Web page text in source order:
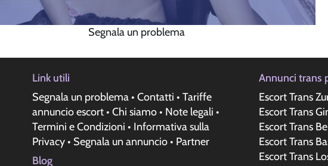
Segnala un problema
Link utili
Segnala un problema • Contatti • Tariffe
annuncio escort • Chi siamo • Note legali •
Termini e Condizioni • Informativa sulla
Privacy • Segnala un annuncio • Partner
Blog
Annunci trans
Escort Trans
Escort Trans
Escort Trans
Escort Trans
Escort Trans